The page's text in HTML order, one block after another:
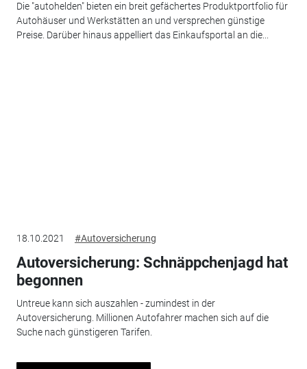
Die "autohelden" bieten ein breit gefächertes Produktportfolio für
Autohäuser und Werkstätten an und versprechen günstige
Preise. Darüber hinaus appelliert das Einkaufsportal an die...
18.10.2021 #Autoversicherung
Autoversicherung: Schnäppchenjagd hat
begonnen
Untreue kann sich auszahlen - zumindest in der
Autoversicherung. Millionen Autofahrer machen sich auf die
Suche nach günstigeren Tarifen.